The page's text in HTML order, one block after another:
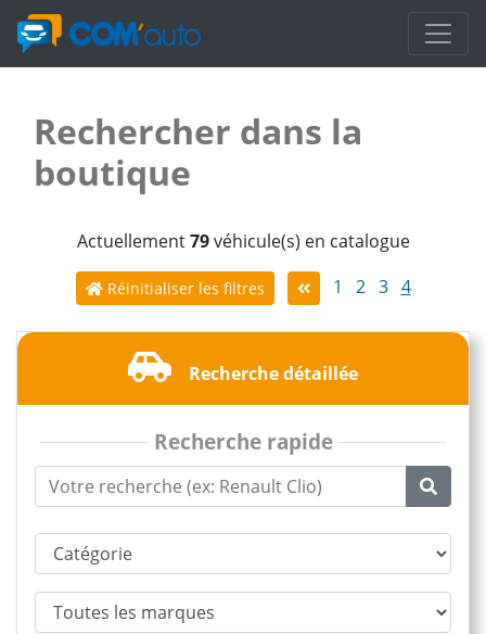
Rechercher dans la
boutique
Actuellement79véhicule(s) en catalogue
Réinitialiser les filtres 1 2 3 4
Recherche détaillée
Recherche rapide